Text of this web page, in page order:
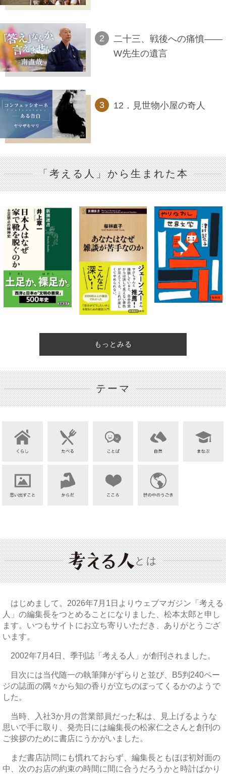
二十三、戦後への痛憤――
W先生の遺言
12．見世物小屋の奇人
「考える人」から生まれた本
もっとみる
テーマ
とは
はじめまして。2026年7月1日よりウェブマガジン「考える
人」の編集長をつとめることになりました、松本太郎と申し
ます。いつもサイトにお立ち寄りいただき、ありがとうござ
います。
2002年7月4日、季刊誌「考える人」が創刊されました。
目次には当代随一の執筆陣がずらりと並び、B5判240ペー
ジの誌面の隅々から知の香りが立ちのぼってくるかのようで
した。
当時、入社3か月の営業部員だった私は、見上げるような
思いで手に取り、発売日には編集長の松家仁之さんと創刊の
ご挨拶のために書店にうかがいました。
まだ書店訪問にも慣れておらず、編集長ともほぼ初対面の
中、次のお店の約束の時間に間に合うだろうかと時計ばかり